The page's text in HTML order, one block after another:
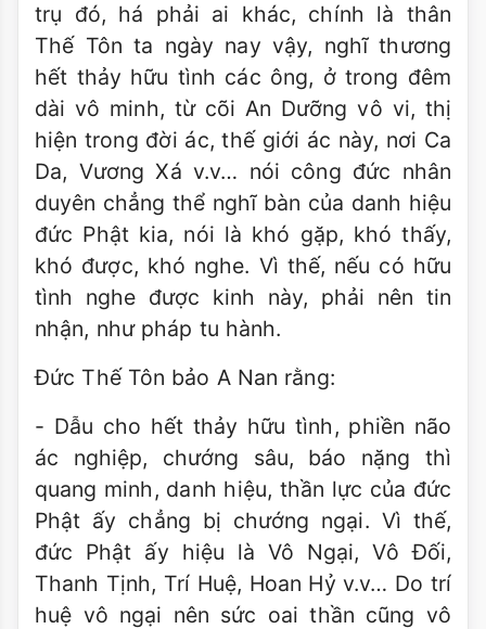
trụ đó, há phải ai khác, chính là thân
Thế Tôn ta ngày nay vậy, nghĩ thương
hết thảy hữu tình các ông, ở trong đêm
dài vô minh, từ cõi An Dưỡng vô vi, thị
hiện trong đời ác, thế giới ác này, nơi Ca
Da, Vương Xá v.v… nói công đức nhân
duyên chẳng thể nghĩ bàn của danh hiệu
đức Phật kia, nói là khó gặp, khó thấy,
khó được, khó nghe. Vì thế, nếu có hữu
tình nghe được kinh này, phải nên tin
nhận, như pháp tu hành.
Đức Thế Tôn bảo A Nan rằng:
- Dẫu cho hết thảy hữu tình, phiền não
ác nghiệp, chướng sâu, báo nặng thì
quang minh, danh hiệu, thần lực của đức
Phật ấy chẳng bị chướng ngại. Vì thế,
đức Phật ấy hiệu là Vô Ngại, Vô Đối,
Thanh Tịnh, Trí Huệ, Hoan Hỷ v.v… Do trí
huệ vô ngại nên sức oai thần cũng vô